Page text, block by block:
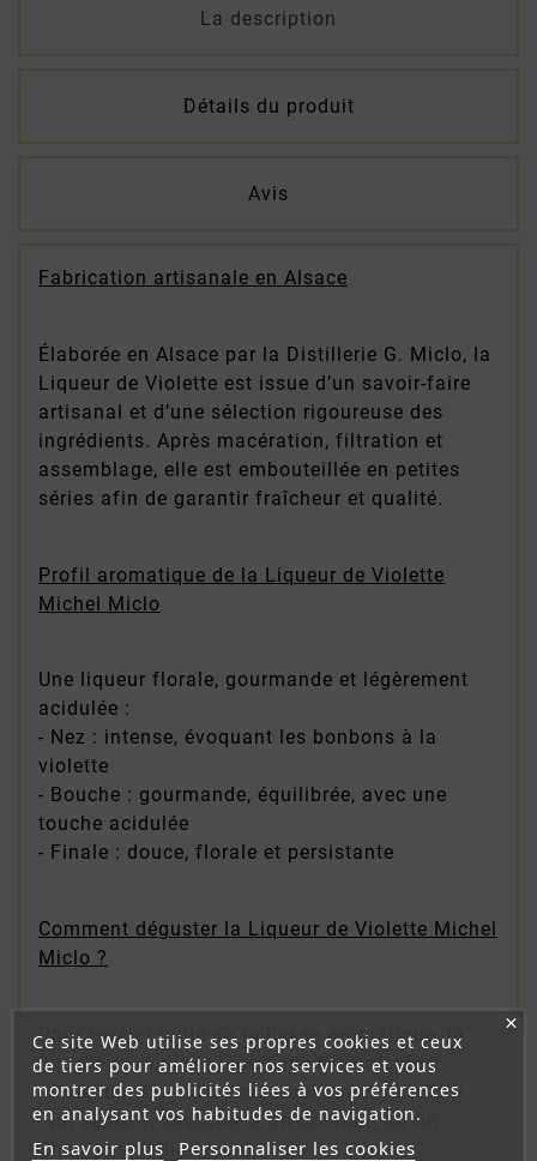
La description
Détails du produit
Avis
Fabrication artisanale en Alsace
Élaborée en Alsace par la Distillerie G. Miclo, la
Liqueur de Violette est issue d’un savoir-faire
artisanal et d’une sélection rigoureuse des
ingrédients. Après macération, filtration et
assemblage, elle est embouteillée en petites
séries afin de garantir fraîcheur et qualité.
Profil aromatique de la Liqueur de Violette
Michel Miclo
Une liqueur florale, gourmande et légèrement
acidulée :
- Nez : intense, évoquant les bonbons à la
violette
- Bouche : gourmande, équilibrée, avec une
touche acidulée
- Finale : douce, florale et persistante
Comment déguster la Liqueur de Violette Michel
Miclo ?
Pour révéler toute sa richesse aromatique, la
liqueur se déguste légèrement rafraîchie :
- Pure, dans un verre préalablement rafraîchi
- En apéritif, associée à un Crémant ou un
Champagne bien frais
Ce site Web utilise ses propres cookies et ceux
de tiers pour améliorer nos services et vous
montrer des publicités liées à vos préférences
en analysant vos habitudes de navigation.
En savoir plus Personnaliser les cookies